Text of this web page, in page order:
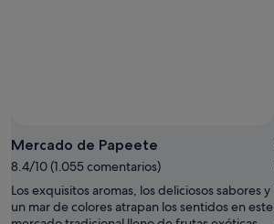
Mercado de Papeete
8.4/10 (1.055 comentarios)
Los exquisitos aromas, los deliciosos sabores y
un mar de colores atrapan los sentidos en este